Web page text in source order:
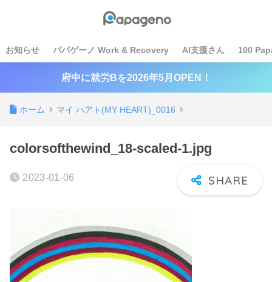
お知らせ パパゲーノ Work & Recovery AI支援さん 100
府中に就労Bを2026年5月OPEN！
ホーム マイ ハアト(MY HEART)_0016
colorsofthewind_18-scaled-1.jpg
2023-01-06